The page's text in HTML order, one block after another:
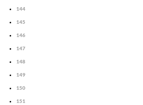
144
145
146
147
148
149
150
151